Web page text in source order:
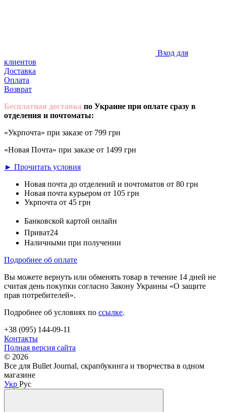
Вход для
клиентов
Доставка
Оплата
Возврат
Бесплатная доставка по Украине при оплате сразу в
отделения и почтоматы:
«Укрпочта» при заказе от 799 грн
«Новая Почта» при заказе от 1499 грн
► Прочитать условия
Новая почта до отделений и почтоматов от 80 грн
Новая почта курьером от 105 грн
Укрпочта от 45 грн
Банковской картой онлайн
Приват24
Наличными при получении
Подробнее об оплате
Вы можете вернуть или обменять товар в течение 14 дней не
считая день покупки согласно Закону Украины «О защите
прав потребителей».
Подробнее об условиях по ссылке.
+38 (095) 144-09-11
Контакты
Полная версия сайта
© 2026
Все для Bullet Journal, скрапбукинга и творчества в одном
магазине
Укр Рус